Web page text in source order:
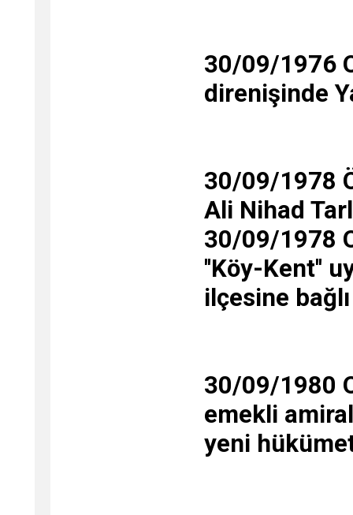
30/09/1976
direnişinde
30/09/1978
Ali Nihad
30/09/1978
''Köy-Kent''
ilçesine
30/09/1980
emekli
yeni